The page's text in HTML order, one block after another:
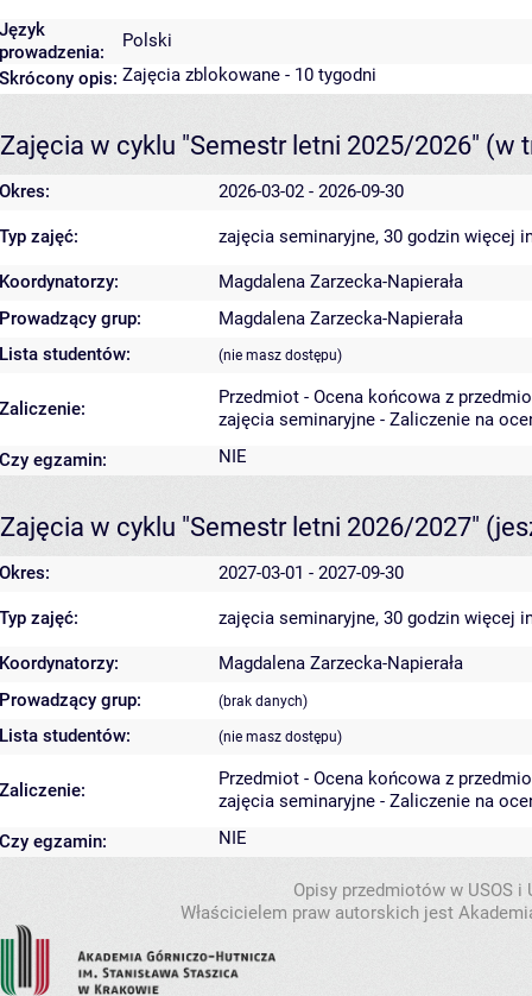
Język
prowadzenia:
Polski
Skrócony opis: Zajęcia zblokowane - 10 tygodni
Zajęcia w cyklu "Semestr letni 2025/2026" (w
Okres: 2026-03-02 - 2026-09-30
Typ zajęć: zajęcia seminaryjne, 30 godzin więcej
Koordynatorzy:
Magdalena Zarzecka-Napierała
Prowadzący grup:
Magdalena Zarzecka-Napierała
Lista studentów:
(nie masz dostępu)
Zaliczenie:
Przedmiot - Ocena końcowa z
zajęcia seminaryjne - Zaliczenie na
Czy egzamin:
NIE
Zajęcia w cyklu "Semestr letni 2026/2027"
Okres: 2027-03-01 - 2027-09-30
Typ zajęć: zajęcia seminaryjne, 30 godzin więcej
Koordynatorzy:
Magdalena Zarzecka-Napierała
Prowadzący grup:
(brak danych)
Lista studentów: (nie masz dostępu)
Zaliczenie:
Przedmiot - Ocena końcowa z
zajęcia seminaryjne - Zaliczenie na
Czy egzamin:
NIE
Opisy przedmiotów w USOS
Właścicielem praw autorskich jest